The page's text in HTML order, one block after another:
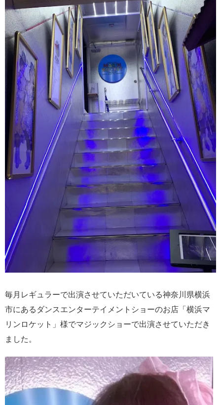
毎月レギュラーで出演させていただいている神奈川県横浜
市にあるダンスエンターテイメントショーのお店「横浜マ
リンロケット」様でマジックショーで出演させていただき
ました。